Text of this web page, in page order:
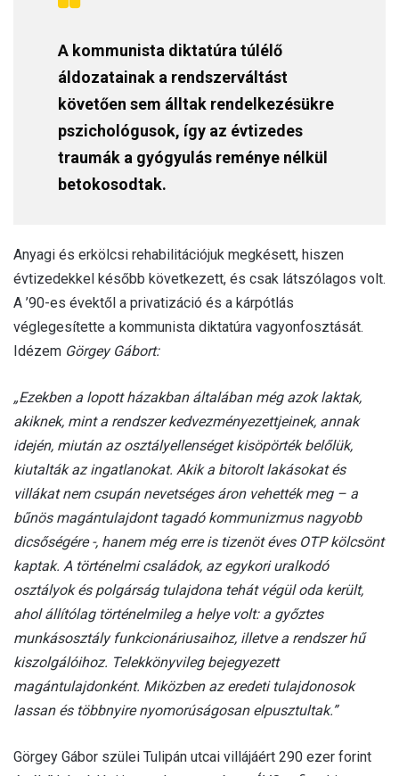
A kommunista diktatúra túlélő
áldozatainak a rendszerváltást
követően sem álltak rendelkezésükre
pszichológusok, így az évtizedes
traumák a gyógyulás reménye nélkül
betokosodtak.
Anyagi és erkölcsi rehabilitációjuk megkésett, hiszen
évtizedekkel később következett, és csak látszólagos volt.
A ’90-es évektől a privatizáció és a kárpótlás
véglegesítette a kommunista diktatúra vagyonfosztását.
Idézem Görgey Gábort:
„Ezekben a lopott házakban általában még azok laktak,
akiknek, mint a rendszer kedvezményezettjeinek, annak
idején, miután az osztályellenséget kisöpörték belőlük,
kiutalták az ingatlanokat. Akik a bitorolt lakásokat és
villákat nem csupán nevetséges áron vehették meg – a
bűnös magántulajdont tagadó kommunizmus nagyobb
dicsőségére -, hanem még erre is tizenöt éves OTP kölcsönt
kaptak. A történelmi családok, az egykori uralkodó
osztályok és polgárság tulajdona tehát végül oda került,
ahol állítólag történelmileg a helye volt: a győztes
munkásosztály funkcionáriusaihoz, illetve a rendszer hű
kiszolgálóihoz. Telekkönyvileg bejegyezett
magántulajdonként. Miközben az eredeti tulajdonosok
lassan és többnyire nyomorúságosan elpusztultak.”
Görgey Gábor szülei Tulipán utcai villájáért 290 ezer forint